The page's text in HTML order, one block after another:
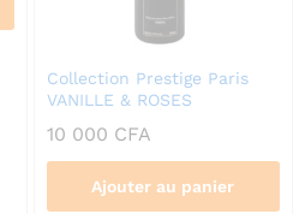
Collection Prestige Paris
VANILLE & ROSES
10 000 CFA
Ajouter au panier